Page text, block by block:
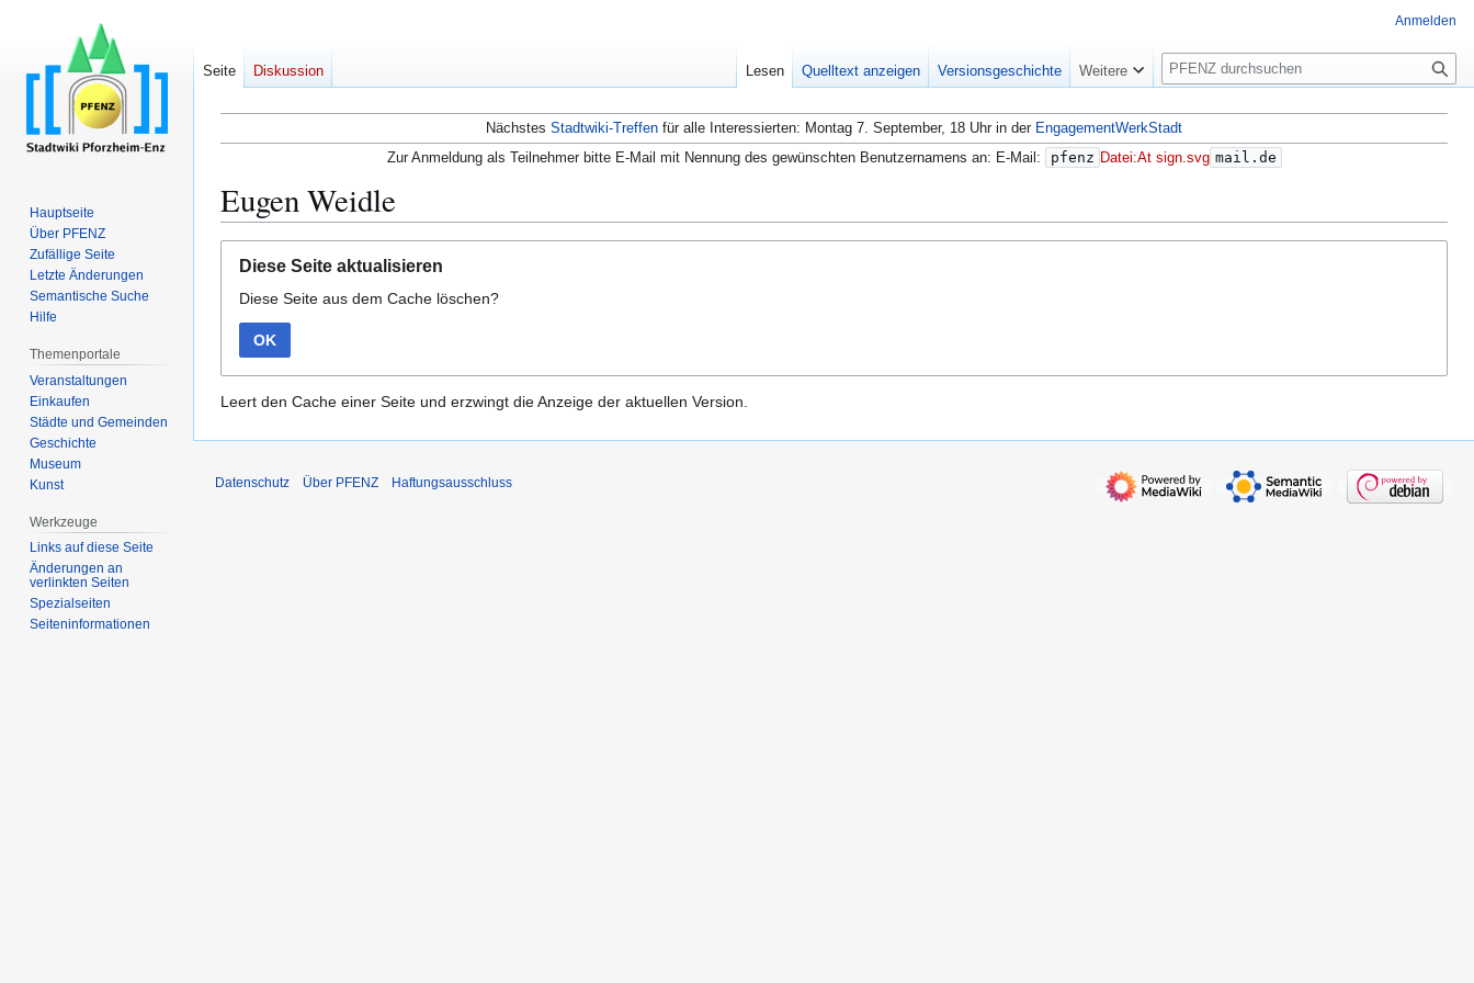
Nächstes Stadtwiki-Treffen für alle Interessierten: Montag 7. September, 18 Uhr in der EngagementWerkStadt
Zur Anmeldung als Teilnehmer bitte E-Mail mit Nennung des gewünschten Benutzernamens an: E-Mail:
pfenz Datei:At sign.svg mail.de
Eugen Weidle
Navigation
springen
Suche
springen
Diese Seite aktualisieren
Diese Seite aus dem Cache löschen?
OK
Leert den Cache einer Seite und erzwingt die Anzeige der aktuellen Version.
Anmelden
Seite Diskussion Lesen Quelltext anzeigen Versionsgeschichte Weitere
S
u
c
h
e
Hauptseite
Über PFENZ
Zufällige Seite
Letzte Änderungen
Semantische Suche
Hilfe
Themenportale
Veranstaltungen
Einkaufen
Städte und Gemeinden
Geschichte
Museum
Kunst
Werkzeuge
Links auf diese Seite
Änderungen an
verlinkten Seiten
Spezialseiten
Seiten­­informationen
Datenschutz Über PFENZ Haftungsausschluss